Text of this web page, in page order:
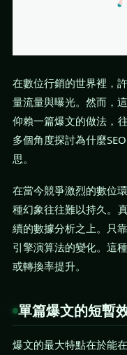
在數位行銷的世界裡，
量流量與曝光。然而，
仰賴一篇爆文的做法，
多個角度探討為什麼
思。
在當今競爭激烈的數位
種幻象往往難以持久。
續的數據分析之上。只
引擎演算法的變化。這
或轉換率提升。
單篇爆文的短暫
爆文的最大特點在於能